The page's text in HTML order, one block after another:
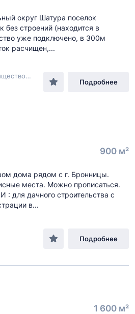
округ Шатура поселок
без строений (находится в
уже подключено, в 300м
расчищен,...
Рошаль, садоводческое некоммерческое товарищество Ягодка
Подробнее
900 м²
дома рядом с г. Бронницы.
места. Можно прописаться.
: для дачного строительства с
в...
Подробнее
1 600 м²